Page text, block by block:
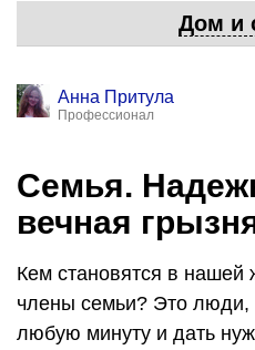
Дом и
Анна Притула
Профессионал
Семья.
вечная
Кем становятся в нашей
члены семьи? Это люди,
любую минуту и дать